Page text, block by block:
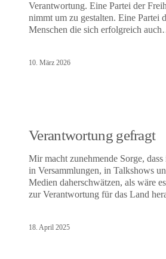
Verantwortung. Eine Partei der
nimmt um zu gestalten. Eine Partei
Menschen die sich erfolgreich
10. März 2026
Verantwortung gefragt
Mir macht zunehmende Sorge,
in Versammlungen, in Talkshows
Medien daherschwätzen, als wäre
zur Verantwortung für das Land
18. April 2025